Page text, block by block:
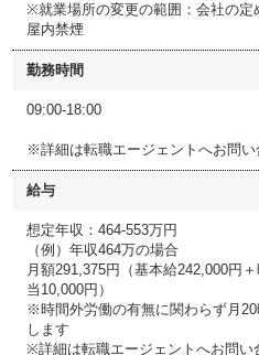
※就業場所の変更の範囲：会社の定
屋内禁煙
勤務時間
09:00-18:00
※詳細は転職エージェントへお問い
給与
想定年収：464-553万円
（例）年収464万の場合
月額291,375円（基本給242,000円
当10,000円）
※時間外労働の有無に関わらず月
します
※詳細は転職エージェントへお問い